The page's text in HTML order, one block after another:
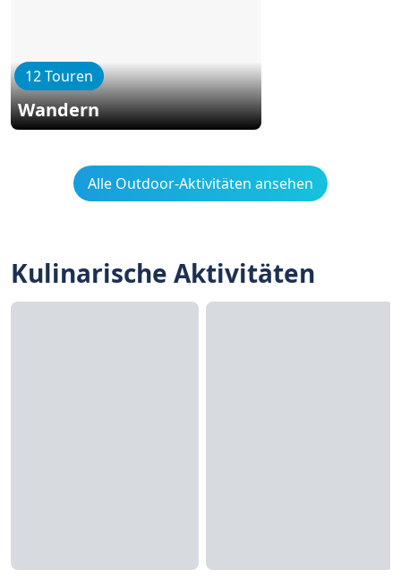
12 Touren
Wandern
Alle Outdoor-Aktivitäten ansehen
Kulinarische Aktivitäten